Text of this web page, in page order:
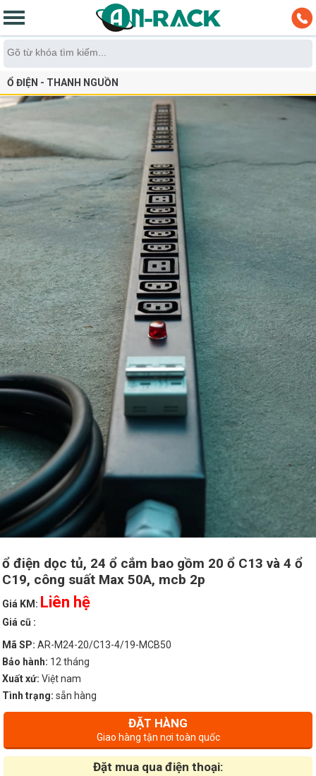
Ổ ĐIỆN - THANH NGUỒN
ổ điện dọc tủ, 24 ổ cắm bao gồm 20 ổ C13 và 4 ổ
C19, công suất Max 50A, mcb 2p
Giá KM: Liên hệ
Giá cũ :
Mã SP: AR-M24-20/C13-4/19-MCB50
Bảo hành: 12 tháng
Xuất xứ: Việt nam
Tình trạng: sẵn hàng
ĐẶT HÀNG
Giao hàng tận nơi toàn quốc
Đặt mua qua điện thoại: